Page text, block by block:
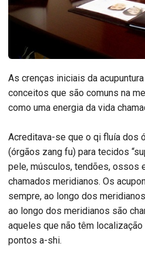
As crenças iniciais da
conceitos que são comuns na
como uma energia da vida
Acreditava-se que o qi fluía dos
(órgãos zang fu) para tecidos
pele, músculos, tendões, ossos
chamados meridianos. Os
sempre, ao longo dos
ao longo dos meridianos são
aqueles que não têm
pontos a-shi.